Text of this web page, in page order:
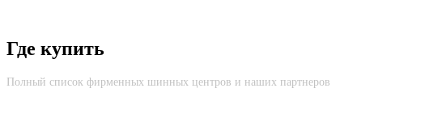
Где купить
Полный список фирменных шинных центров и наших партнеров